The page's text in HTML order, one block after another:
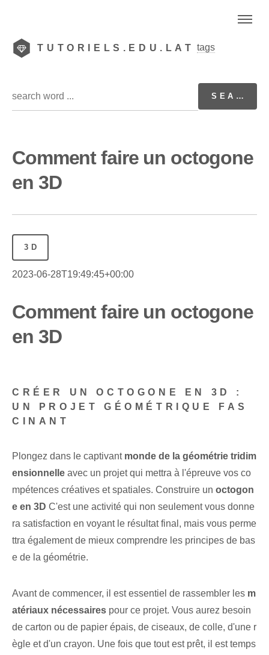
TUTORIELS.EDU.LAT tags
Comment faire un octogone
en 3D
3D
2023-06-28T19:49:45+00:00
Comment faire un octogone
en 3D
CRÉER UN OCTOGONE EN 3D :
UN PROJET GÉOMÉTRIQUE FAS
CINANT
Plongez dans le captivant monde de la géométrie tridim
ensionnelle avec un projet qui mettra à l'épreuve vos co
mpétences créatives et spatiales. Construire un octogon
e en 3D C'est une activité qui non seulement vous donne
ra satisfaction en voyant le résultat final, mais vous perme
ttra également de mieux comprendre les principes de bas
e de la géométrie.
Avant de commencer, il est essentiel de rassembler les m
atériaux nécessaires pour ce projet. Vous aurez besoin
de carton ou de papier épais, de ciseaux, de colle, d'une r
ègle et d'un crayon. Une fois que tout est prêt, il est temps